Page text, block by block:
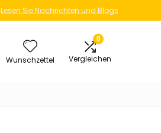
Lesen Sie Nachrichten und Blogs
Wunschzettel
0
Vergleichen